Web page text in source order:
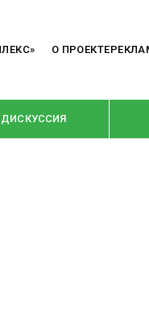
О ПРОЕКТЕ
ДИСКУССИЯ